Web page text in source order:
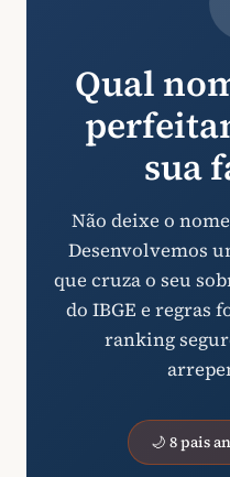
Qual
sua
Não deixe o
Desenvolvemos
que cruza o seu
do IBGE e regras
ranking
🌙 8 pais